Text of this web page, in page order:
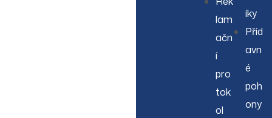
lam
ačn
í
pro
tok
ol
íky
Příd
avn
é
poh
ony